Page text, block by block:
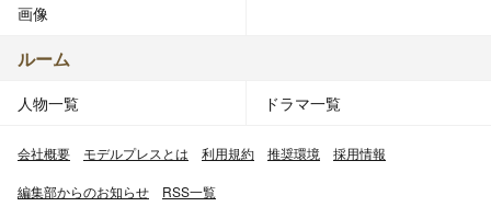
画像
ルーム
人物一覧 ドラマ一覧
会社概要 モデルプレスとは 利用規約 推奨環境 採用情報
編集部からのお知らせ RSS一覧